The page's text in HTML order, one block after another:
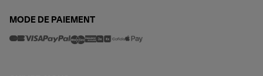
MODE DE PAIEMENT